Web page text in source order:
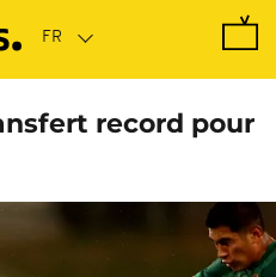
record pour